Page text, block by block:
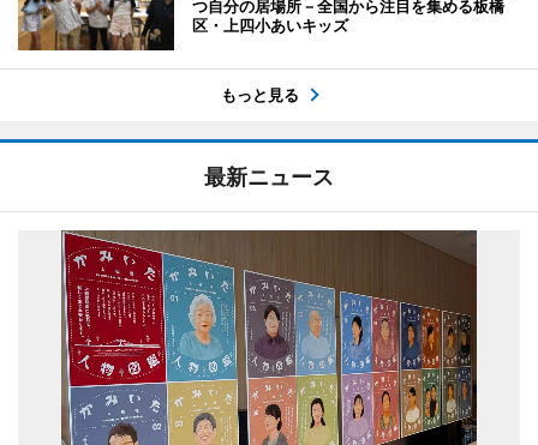
つ自分の居場所－全国から注目を集める板橋
区・上四小あいキッズ
もっと見る
最新ニュース